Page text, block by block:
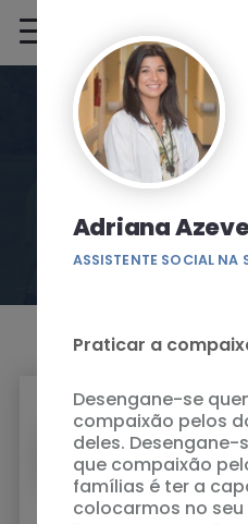
Atos de
Adriana
ASSISTENTE SOCIAL NA
Praticar a
Desengane-se
compaixão pelos
deles.
que compaixão
famílias é ter a
colocarmos no seu